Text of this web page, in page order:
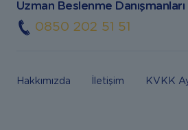
Uzman Beslenme Danışmanları
0850 202 51 51
Hakkımızda İletişim KVKK